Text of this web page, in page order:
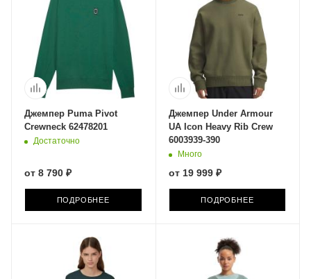
Джемпер Puma Pivot
Crewneck 62478201
Достаточно
от 8 790 ₽
ПОДРОБНЕЕ
Джемпер Under Armour
UA Icon Heavy Rib Crew
6003939-390
Много
от 19 999 ₽
ПОДРОБНЕЕ